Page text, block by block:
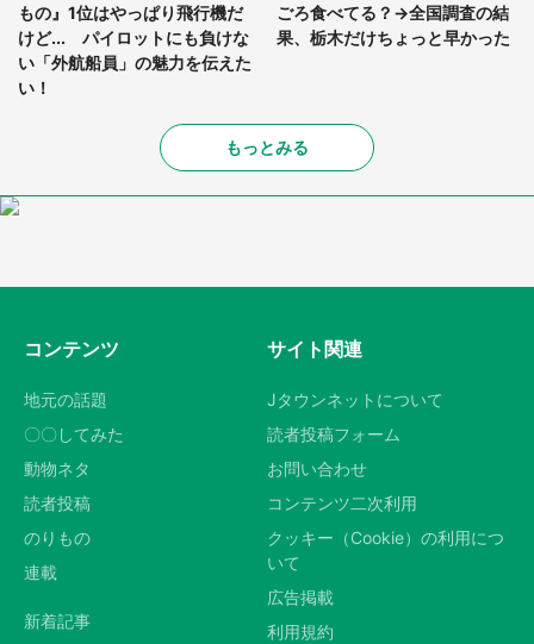
もの』1位はやっぱり飛行機だ
けど... パイロットにも負けな
い「外航船員」の魅力を伝えた
い！
ごろ食べてる？→全国調査の結
果、栃木だけちょっと早かった
もっとみる
コンテンツ
地元の話題
〇〇してみた
動物ネタ
読者投稿
のりもの
連載
新着記事
サイト関連
Jタウンネットについて
読者投稿フォーム
お問い合わせ
コンテンツ二次利用
クッキー（Cookie）の利用につ
いて
広告掲載
利用規約